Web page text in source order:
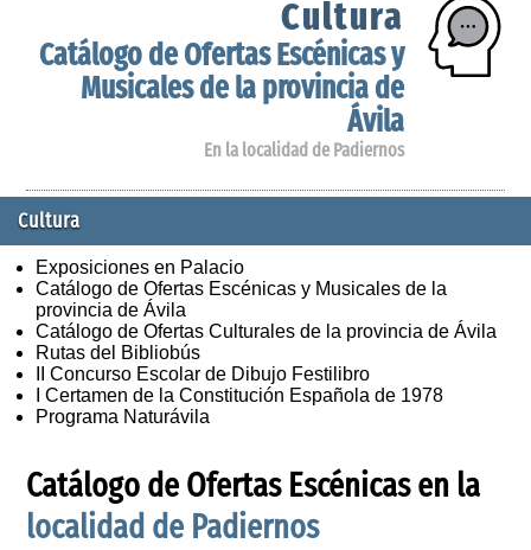
Cultura
Catálogo de Ofertas Escénicas y
Musicales de la provincia de
Ávila
En la localidad de Padiernos
Cultura
Exposiciones en Palacio
Catálogo de Ofertas Escénicas y Musicales de la
provincia de Ávila
Catálogo de Ofertas Culturales de la provincia de Ávila
Rutas del Bibliobús
II Concurso Escolar de Dibujo Festilibro
I Certamen de la Constitución Española de 1978
Programa Naturávila
Catálogo de Ofertas Escénicas en la
localidad de Padiernos